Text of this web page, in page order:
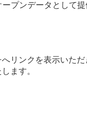
プンデータとして
リンクを表示いただ
ます。